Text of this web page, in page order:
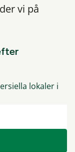
vi på
lokaler i